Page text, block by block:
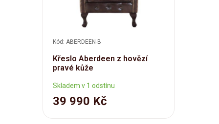
Kód: ABERDEEN-B
Křeslo Aberdeen z hovězí
pravé kůže
Skladem v 1 odstínu
39 990 Kč